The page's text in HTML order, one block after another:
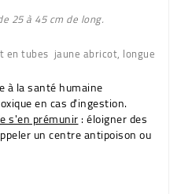
25 à 45 cm de long.
en tubes jaune abricot, longue
à la santé humaine
en cas d'ingestion.
s'en prémunir: éloigner des
un centre antipoison ou